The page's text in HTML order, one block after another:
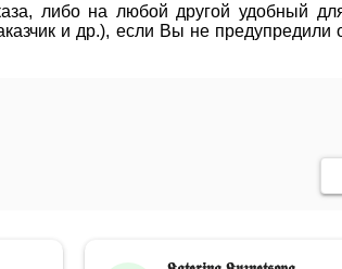
либо на любой другой удобный
и др.), если Вы не